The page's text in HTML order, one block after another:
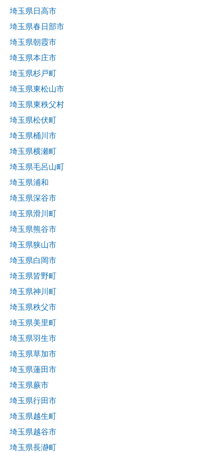
埼玉県日高市
埼玉県春日部市
埼玉県朝霞市
埼玉県本庄市
埼玉県杉戸町
埼玉県東松山市
埼玉県東秩父村
埼玉県松伏町
埼玉県桶川市
埼玉県横瀬町
埼玉県毛呂山町
埼玉県浦和
埼玉県深谷市
埼玉県滑川町
埼玉県熊谷市
埼玉県狭山市
埼玉県白岡市
埼玉県皆野町
埼玉県神川町
埼玉県秩父市
埼玉県美里町
埼玉県羽生市
埼玉県草加市
埼玉県蓮田市
埼玉県蕨市
埼玉県行田市
埼玉県越生町
埼玉県越谷市
埼玉県長瀞町